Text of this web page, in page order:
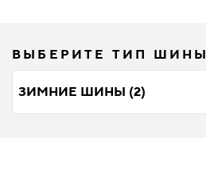
ВЫБЕРИТЕ ТИП ШИНЫ
ЗИМНИЕ ШИНЫ (2)